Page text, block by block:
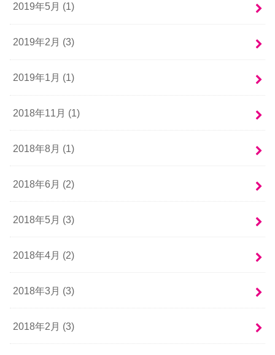
2019年5月 (1)
2019年2月 (3)
2019年1月 (1)
2018年11月 (1)
2018年8月 (1)
2018年6月 (2)
2018年5月 (3)
2018年4月 (2)
2018年3月 (3)
2018年2月 (3)